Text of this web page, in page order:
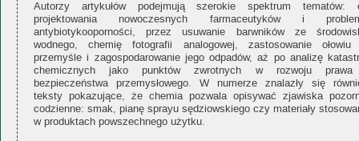
Autorzy artykułów podejmują szerokie spektrum tematów:
projektowania nowoczesnych farmaceutyków i
antybiotykooporności, przez usuwanie barwników ze
wodnego, chemię fotografii analogowej, zastosowanie ołowiu
przemyśle i zagospodarowanie jego odpadów, aż po analizę
chemicznych jako punktów zwrotnych w rozwoju
bezpieczeństwa przemysłowego. W numerze znalazły się
teksty pokazujące, że chemia pozwala opisywać zjawiska
codzienne: smak, pianę sprayu sędziowskiego czy materiały
w produktach powszechnego użytku.